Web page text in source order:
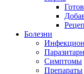
Болезни
Симптомы
Препараты